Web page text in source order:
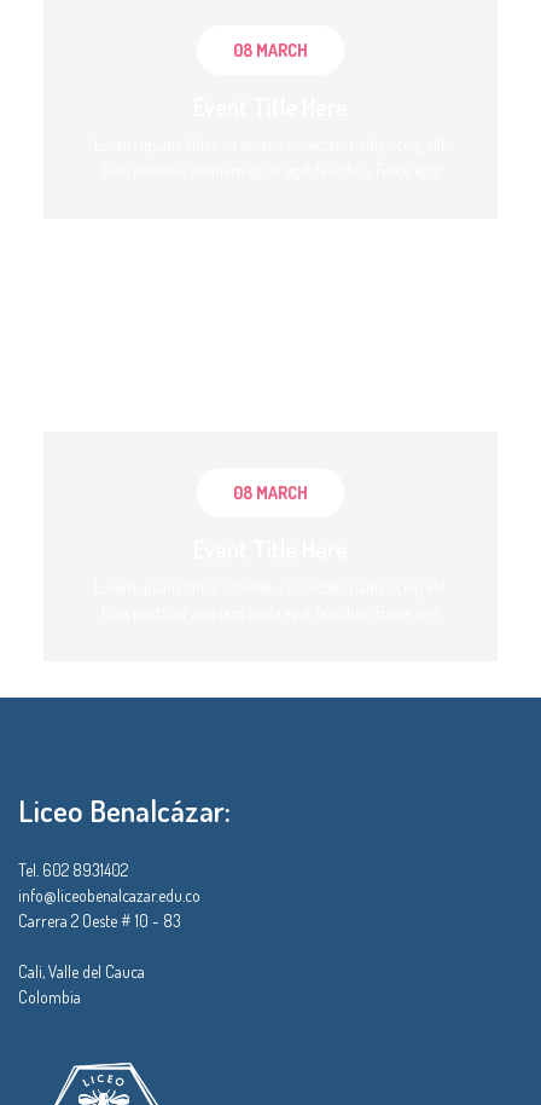
08 MARCH
08 MARCH
Liceo Benalcázar:
Tel. 602 8931402
info@liceobenalcazar.edu.co
Carrera 2 Oeste # 10 - 83
Cali, Valle del Cauca
Colombia